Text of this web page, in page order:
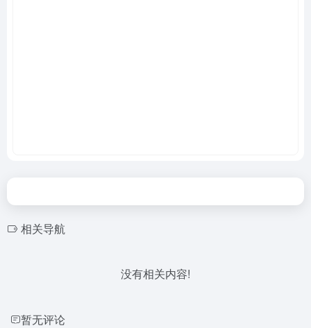
相关导航
没有相关内容!
暂无评论